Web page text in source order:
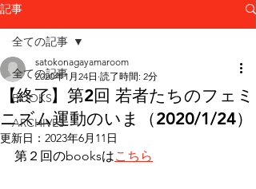
記事
全ての記事
BOOKS
ARCHIVES
全ての記事
【終了】第2回 若者たちのフェミ
ニズム運動のいま（2020/1/24）
satokonagayamaroom
2020年1月24日 読了時間: 2分
更新日： 2023年6月11日
第２回のbooksはこちら